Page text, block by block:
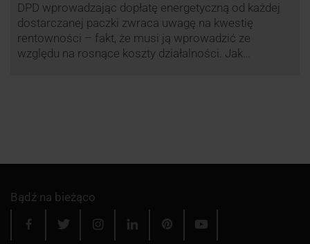
DPD wprowadzając dopłatę energetyczną od każdej
dostarczanej paczki zwraca uwagę na kwestię
rentowności – fakt, że musi ją wprowadzić ze
względu na rosnące koszty działalności. Jak
Bądź na bieżąco